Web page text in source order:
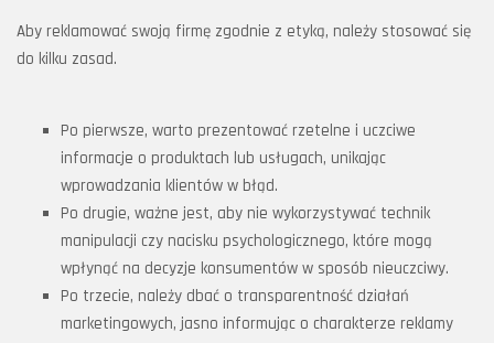
Aby reklamować swoją firmę zgodnie z etyką, należy stosować się
do kilku zasad.
Po pierwsze, warto prezentować rzetelne i uczciwe
informacje o produktach lub usługach, unikając
wprowadzania klientów w błąd.
Po drugie, ważne jest, aby nie wykorzystywać technik
manipulacji czy nacisku psychologicznego, które mogą
wpłynąć na decyzje konsumentów w sposób nieuczciwy.
Po trzecie, należy dbać o transparentność działań
marketingowych, jasno informując o charakterze reklamy